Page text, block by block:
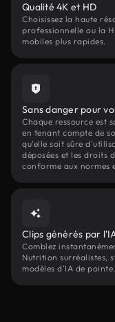
Qualité 4K et HD
Choisissez la haute
professionnelle ou la
mobiles plus rapides.
Sans danger pour
Chaque ressource est
en tenant compte de
qu'elle soit sûre
déposées et les droits
conforme aux normes
Clips générés par
Comblez
Nutrition surréalistes,
modèles d'IA de